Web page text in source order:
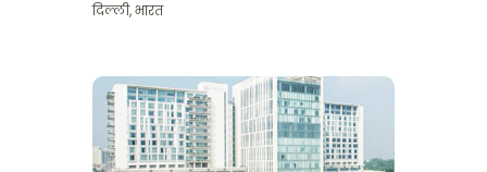
दिल्ली,भारत